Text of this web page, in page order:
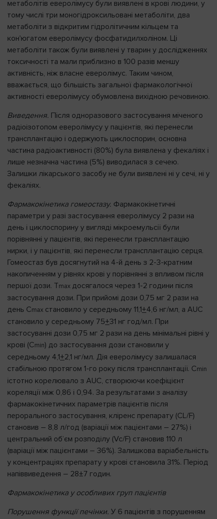
метаболітів еверолімусу були виявлені в крові людини, у
тому числі три моногідроксильовані метаболіти, два
метаболіти з відкритим гідролітичним кільцем та
кон'югатом еверолімусу фосфатидилхоліном. Ці
метаболіти також були виявлені у тварин у дослідженнях
токсичності та мали приблизно в 100 разів меншу
активність, ніж власне еверолімус. Таким чином,
вважається, що більшість загальної фармакологічної
активності еверолімусу обумовлена вихідною речовиною.
Виведення. Після одноразового застосування міченого
радіоізотопом еверолімусу у пацієнтів, які перенесли
трансплантацію і одержують циклоспорин, основна
частина радіоактивності (80%) була виявлена у фекаліях і
лише незначна частина (5%) виводилася з сечею.
Залишки лікарського засобу не були виявлені ні у сечі, ні у
фекаліях.
Фармакокінетика гомеостазу. Фармакокінетичні
параметри у разі застосування еверолімусу 2 рази на
день і циклоспорину у вигляді мікроемульсії були
порівнянні у пацієнтів, які перенесли трансплантацію
нирки, і у пацієнтів, які перенесли трансплантацію серця.
Гомеостаз був досягнутий на 4-й день з 2-3-кратним
накопиченням у рівнях крові у порівнянні з впливом після
першої дози. Tmax досягалося через 1-2 години після
застосування дози. При прийомі дози 0,75 мг 2 рази на
день Cmax становило у середньому 11,1+4,6 нг/мл, а AUC
становило у середньому 75+31 нг год/мл. При
застосуванні дози 0,75 мг 2 рази на день мінімальні рівні у
крові (Cmin) до застосування дози становили у
середньому 4,1+2,1 нг/мл. Дія еверолімусу залишалася
стабільною протягом 1-го року після трансплантації. Cmin
істотно корелювало з AUC, створюючи коефіцієнт
кореляції між 0,86 і 0,94. За результатами з аналізу
фармакокінетичних параметрів пацієнтів після
перорального застосування, кліренс препарату (CL/F)
становив – 8,8 л/год (варіації між пацієнтами – 27%) і
центральний об’єм розподілу (Vc/F) становив 110 л
(варіації між пацієнтами – 36%). Залишкова варіабельність
у концентраціях препарату у крові становила 31%. Період
напіввиведення – 28±7 годин.
Фармакокінетика у особливих груп пацієнтів
Порушення функції печінки. У 6 пацієнтів з порушенням